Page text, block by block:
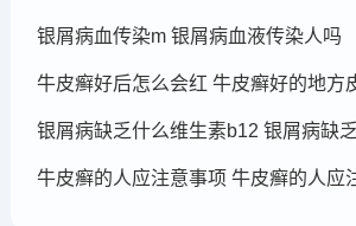
银屑病血传染m 银屑病血液传染人吗
牛皮癣好后怎么会红 牛皮癣好的地方
牛皮癣的人应注意事项 牛皮癣的人应